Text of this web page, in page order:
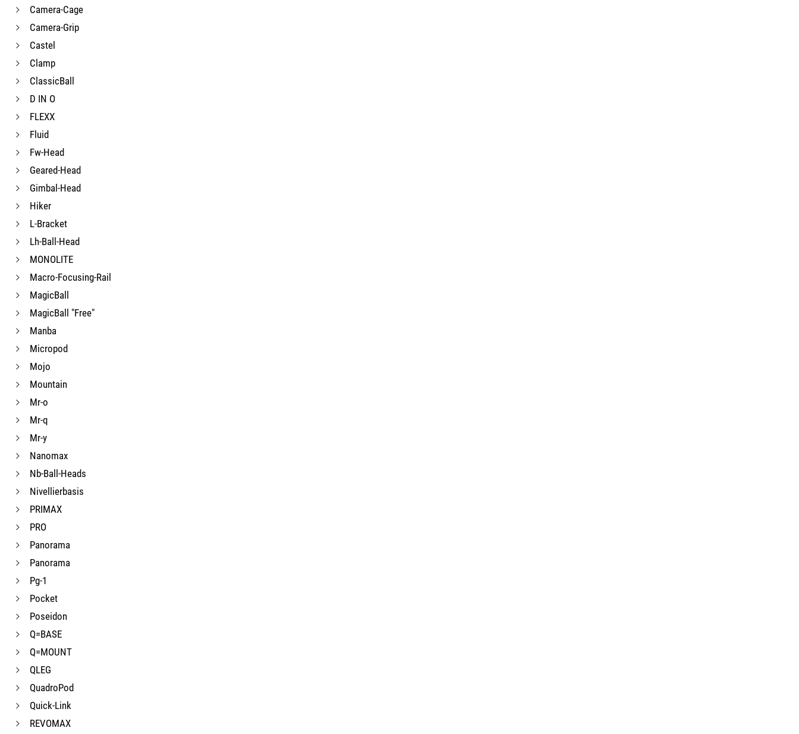
Camera-Cage
Camera-Grip
Castel
Clamp
ClassicBall
D IN O
FLEXX
Fluid
Fw-Head
Geared-Head
Gimbal-Head
Hiker
L-Bracket
Lh-Ball-Head
MONOLITE
Macro-Focusing-Rail
MagicBall
MagicBall "Free"
Manba
Micropod
Mojo
Mountain
Mr-o
Mr-q
Mr-y
Nanomax
Nb-Ball-Heads
Nivellierbasis
PRIMAX
PRO
Panorama
Panorama
Pg-1
Pocket
Poseidon
Q=BASE
Q=MOUNT
QLEG
QuadroPod
Quick-Link
REVOMAX